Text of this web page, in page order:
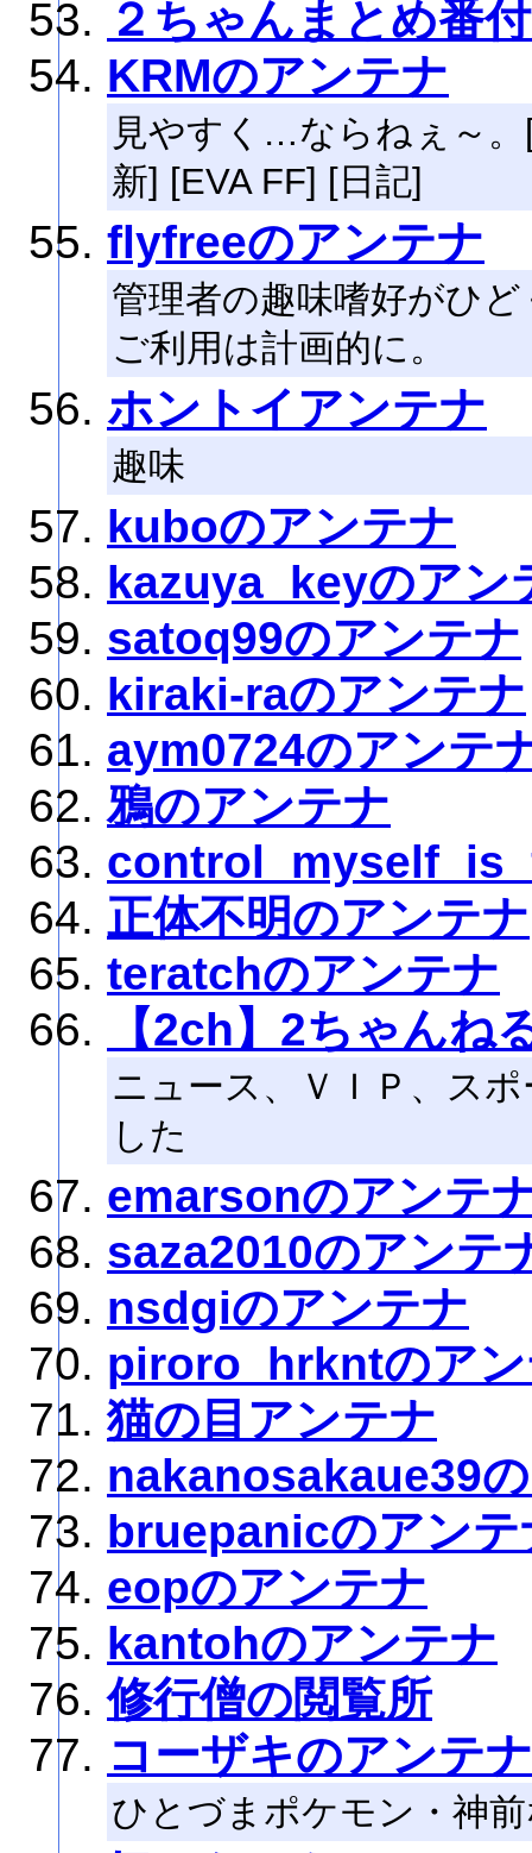
２ちゃんまとめ番
KRMのアンテナ
見やすく…ならねぇ～
新] [EVA FF] [日記]
flyfreeのアンテナ
管理者の趣味嗜好がひ
ご利用は計画的に。
ホントイアンテナ
趣味
kuboのアンテナ
kazuya_keyのアン
satoq99のアンテナ
kiraki-raのアンテナ
aym0724のアンテ
鴉のアンテナ
正体不明のアンテナ
teratchのアンテナ
【2ch】2ちゃんね
ニュース、ＶＩＰ、ス
した
emarsonのアンテ
saza2010のアンテ
nsdgiのアンテナ
piroro_hrkntのア
猫の目アンテナ
nakanosakaue39
bruepanicのアンテ
eopのアンテナ
kantohのアンテナ
修行僧の閲覧所
コーザキのアンテ
ひとづまポケモン・神